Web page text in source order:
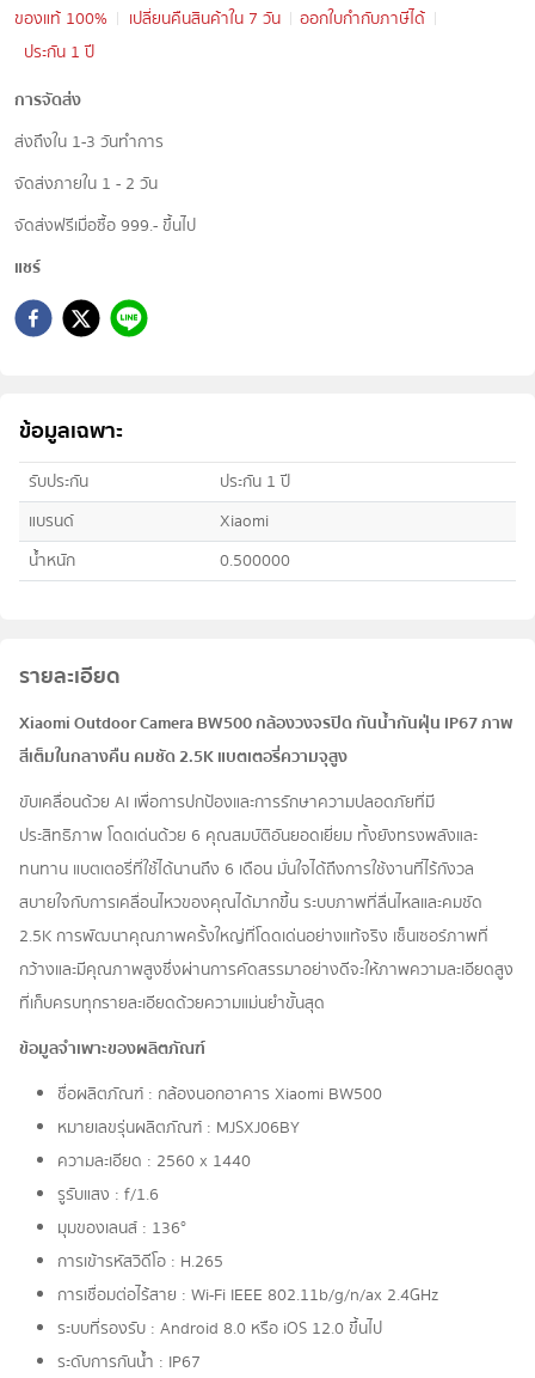
ของแท้ 100%
เปลี่ยนคืนสินค้าใน 7 วัน
ออกใบกำกับภาษีได้
ประกัน 1 ปี
การจัดส่ง
ส่งถึงใน 1-3 วันทำการ
จัดส่งภายใน 1 - 2 วัน
จัดส่งฟรีเมื่อซื้อ 999.- ขึ้นไป
แชร์
ข้อมูลเฉพาะ
รับประกัน
ประกัน 1 ปี
แบรนด์
Xiaomi
น้ำหนัก
0.500000
รายละเอียด
Xiaomi Outdoor Camera BW500 กล้องวงจรปิด กันน้ำกันฝุ่น IP67 ภาพ
สีเต็มในกลางคืน คมชัด 2.5K แบตเตอรี่ความจุสูง
ขับเคลื่อนด้วย AI เพื่อการปกป้องและการรักษาความปลอดภัยที่มี
ประสิทธิภาพ โดดเด่นด้วย 6 คุณสมบัติอันยอดเยี่ยม ทั้งยังทรงพลังและ
ทนทาน แบตเตอรี่ที่ใช้ได้นานถึง 6 เดือน มั่นใจได้ถึงการใช้งานที่ไร้กังวล
สบายใจกับการเคลื่อนไหวของคุณได้มากขึ้น ระบบภาพที่ลื่นไหลและคมชัด
2.5K การพัฒนาคุณภาพครั้งใหญ่ที่โดดเด่นอย่างแท้จริง เซ็นเซอร์ภาพที่
กว้างและมีคุณภาพสูงซึ่งผ่านการคัดสรรมาอย่างดีจะให้ภาพความละเอียดสูง
ที่เก็บครบทุกรายละเอียดด้วยความแม่นยำขั้นสุด
ข้อมูลจำเพาะของผลิตภัณฑ์
ชื่อผลิตภัณฑ์ : กล้องนอกอาคาร Xiaomi BW500
หมายเลขรุ่นผลิตภัณฑ์ : MJSXJ06BY
ความละเอียด : 2560 x 1440
รูรับแสง : f/1.6
มุมของเลนส์ : 136°
การเข้ารหัสวิดีโอ : H.265
การเชื่อมต่อไร้สาย : Wi-Fi IEEE 802.11b/g/n/ax 2.4GHz
ระบบที่รองรับ : Android 8.0 หรือ iOS 12.0 ขึ้นไป
ระดับการกันน้ำ : IP67